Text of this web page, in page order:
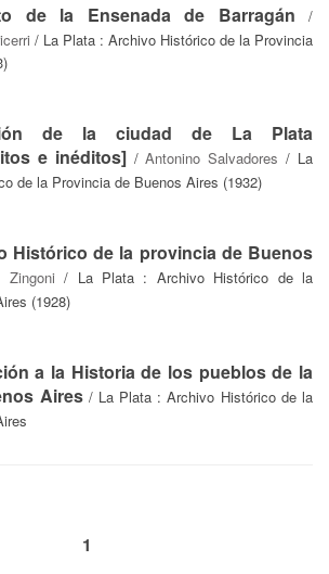
de la Ensenada de Barragán /
/ La Plata : Archivo Histórico de la Provincia
de la ciudad de La Plata
e inéditos]/Antonino Salvadores / La
de la Provincia de Buenos Aires (1932)
Histórico de la provincia de Buenos
Zingoni / La Plata : Archivo Histórico de la
(1928)
a la Historia de los pueblos de la
Aires/ La Plata : Archivo Histórico de la
1